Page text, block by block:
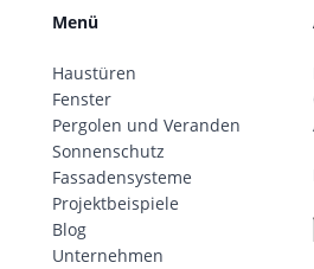
Menü
Haustüren
Fenster
Pergolen und Veranden
Sonnenschutz
Fassadensysteme
Projektbeispiele
Blog
Unternehmen